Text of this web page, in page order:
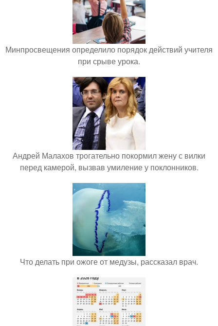
Минпросвещения определило порядок действий учителя
при срыве урока.
Андрей Малахов трогательно покормил жену с вилки
перед камерой, вызвав умиление у поклонников.
Что делать при ожоге от медузы, рассказал врач.